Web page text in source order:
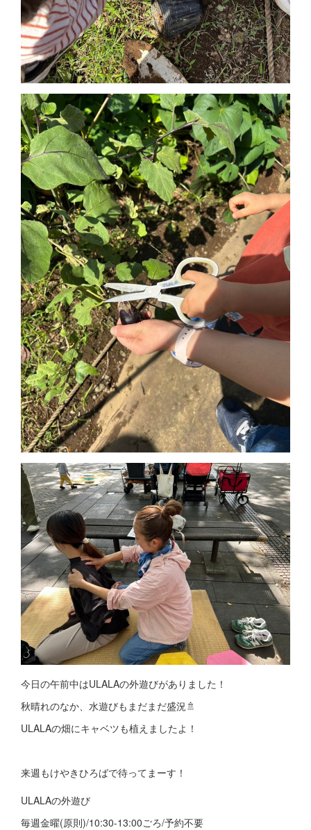
今日の午前中はULALAの外遊びがありました！
秋晴れのなか、水遊びもまだまだ盛況🚿
ULALAの畑にキャベツも植えましたよ！
来週もけやきひろばで待ってまーす！
ULALAの外遊び
毎週金曜(原則)/10:30-13:00ごろ/予約不要